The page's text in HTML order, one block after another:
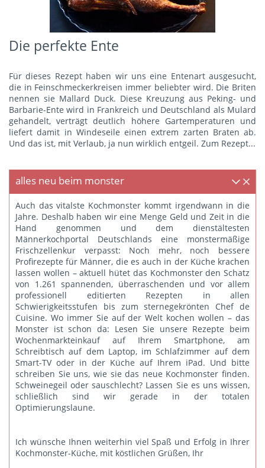
Die perfekte Ente
Für dieses Rezept haben wir uns eine Entenart ausgesucht,
die in Feinschmeckerkreisen immer beliebter wird. Die Briten
nennen sie Mallard Duck. Diese Kreuzung aus Peking- und
Barbarie-Ente wird in Frankreich und Deutschland als Mulard
gehandelt, verträgt deutlich höhere Gartemperaturen und
liefert damit in Windeseile einen extrem zarten Braten ab.
Und das ist, mit Verlaub, ja nun wirklich entgeil. Zum Rezept...
alles neu beim monster
Auch das vitalste Kochmonster kommt irgendwann in die
Jahre. Deshalb haben wir eine Menge Geld und Zeit in die
Hand genommen und dem dienstältesten
Männerkochportal Deutschlands eine monstermäßige
Frischzellenkur verpasst: Noch mehr, noch bessere
Profirezepte für Männer, die es auch in der Küche krachen
lassen wollen – aktuell hütet das Kochmonster den Schatz
von 1.261 spannenden, überraschenden und vor allem
professionell editierten Rezepten in allen
Schwierigkeitsstufen bis zum sternegekrönten Chef de
Cuisine. Wo immer Sie auf der Welt kochen wollen – das
Monster ist schon da: Lesen Sie unsere Rezepte beim
Wochenmarkteinkauf auf Ihrem Smartphone, am
Schreibtisch auf dem Laptop, im Schlafzimmer auf dem
Smart-TV oder in der Küche auf Ihrem iPad. Und bitte
schreiben Sie uns, wie sie das neue Kochmonster finden.
Schweinegeil oder sauschlecht? Lassen Sie es uns wissen,
schließlich sind wir gerade in der totalen
Optimierungslaune.
Ich wünsche Ihnen weiterhin viel Spaß und Erfolg in Ihrer
Kochmonster-Küche, mit köstlichen Grüßen, Ihr